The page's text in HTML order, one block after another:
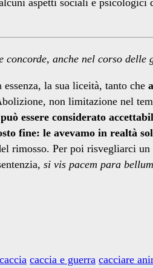
aspetti sociali e psicologici
concorde, anche nel corso delle
la sua liceità, tanto che
non limitazione nel
essere considerato
fine: le avevamo in realtà
rimosso. Per poi risvegliarci
si vis pacem para
caccia caccia e guerra cacciare